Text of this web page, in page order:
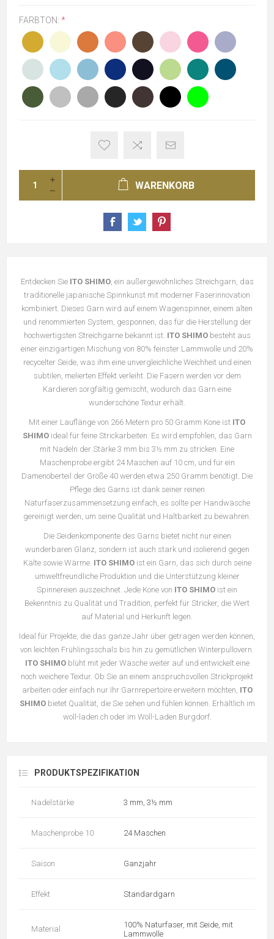
FARBTON: *
WARENKORB
Entdecken Sie ITO SHIMO, ein außergewöhnliches Streichgarn, das
traditionelle japanische Spinnkunst mit moderner Faserinnovation
kombiniert. Dieses Garn wird auf einem Wagenspinner, einem alten
und renommierten System, gesponnen, das für die Herstellung der
hochwertigsten Streichgarne bekannt ist. ITO SHIMObesteht aus
einer einzigartigen Mischung von 80% feinster Lammwolle und 20%
recycelter Seide, was ihm eine unvergleichliche Weichheit und einen
subtilen, melierten Effekt verleiht. Die Fasern werden vor dem
Kardieren sorgfältig gemischt, wodurch das Garn eine
wunderschöne Textur erhält.
Mit einer Lauflänge von 266 Metern pro 50 Gramm Kone ist ITO
SHIMOideal für feine Strickarbeiten. Es wird empfohlen, das Garn
mit Nadeln der Stärke 3 mm bis 3½ mm zu stricken. Eine
Maschenprobe ergibt 24 Maschen auf 10 cm, und für ein
Damenoberteil der Größe 40 werden etwa 250 Gramm benötigt. Die
Pflege des Garns ist dank seiner reinen
Naturfaserzusammensetzung einfach, es sollte per Handwäsche
gereinigt werden, um seine Qualität und Haltbarkeit zu bewahren.
Die Seidenkomponente des Garns bietet nicht nur einen
wunderbaren Glanz, sondern ist auch stark und isolierend gegen
Kälte sowie Wärme. ITO SHIMOist ein Garn, das sich durch seine
umweltfreundliche Produktion und die Unterstützung kleiner
Spinnereien auszeichnet. Jede Kone von ITO SHIMO ist ein
Bekenntnis zu Qualität und Tradition, perfekt für Stricker, die Wert
auf Material und Herkunft legen.
Ideal für Projekte, die das ganze Jahr über getragen werden können,
von leichten Frühlingsschals bis hin zu gemütlichen Winterpullovern.
ITO SHIMOblüht mit jeder Wäsche weiter auf und entwickelt eine
noch weichere Textur. Ob Sie an einem anspruchsvollen Strickprojekt
arbeiten oder einfach nur Ihr Garnrepertoire erweitern möchten, ITO
SHIMObietet Qualität, die Sie sehen und fühlen können. Erhältlich im
woll-laden.ch oder im Woll-Laden Burgdorf.
PRODUKTSPEZIFIKATION
Nadelstärke 3 mm, 3½ mm
Maschenprobe 10 24 Maschen
Saison Ganzjahr
Effekt Standardgarn
Material
100% Naturfaser, mit Seide, mit
Lammwolle